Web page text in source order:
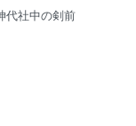
代社中の剣前